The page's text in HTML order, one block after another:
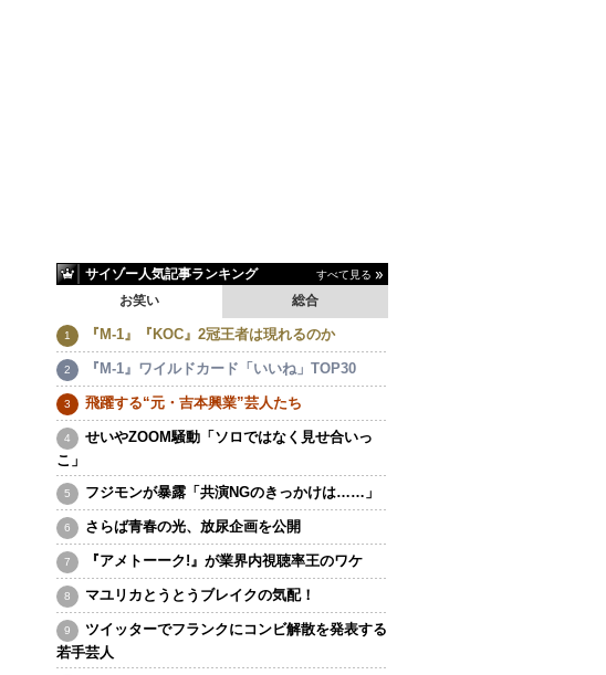
サイゾー人気記事ランキング すべて見る
お笑い 総合
『M-1』『KOC』2冠王者は現れるのか
『M-1』ワイルドカード「いいね」TOP30
飛躍する“元・吉本興業”芸人たち
せいやZOOM騒動「ソロではなく見せ合いっ
こ」
フジモンが暴露「共演NGのきっかけは……」
さらば青春の光、放尿企画を公開
『アメトーーク!』が業界内視聴率王のワケ
マユリカとうとうブレイクの気配！
ツイッターでフランクにコンビ解散を発表する
若手芸人